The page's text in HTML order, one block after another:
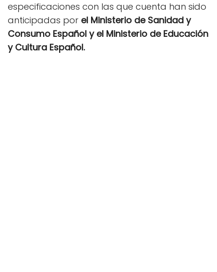
especificaciones con las que cuenta han sido
anticipadas por el Ministerio de Sanidad y
Consumo Español y el Ministerio de Educación
y Cultura Español.